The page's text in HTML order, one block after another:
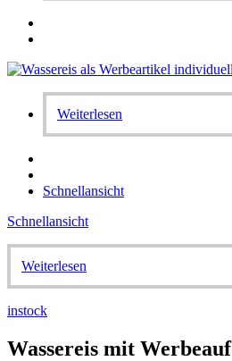
Weiterlesen
Schnellansicht
Schnellansicht
Weiterlesen
instock
Wassereis mit